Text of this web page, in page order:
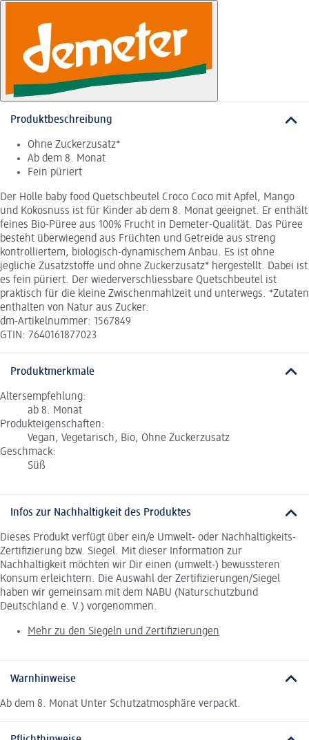
Produktbeschreibung
Ohne Zuckerzusatz*
Ab dem 8. Monat
Fein püriert
Der Holle baby food Quetschbeutel Croco Coco mit Apfel, Mango
und Kokosnuss ist für Kinder ab dem 8. Monat geeignet. Er enthält
feines Bio-Püree aus 100% Frucht in Demeter-Qualität. Das Püree
besteht überwiegend aus Früchten und Getreide aus streng
kontrolliertem, biologisch-dynamischem Anbau. Es ist ohne
jegliche Zusatzstoffe und ohne Zuckerzusatz* hergestellt. Dabei ist
es fein püriert. Der wiederverschliessbare Quetschbeutel ist
praktisch für die kleine Zwischenmahlzeit und unterwegs. *Zutaten
enthalten von Natur aus Zucker.
dm-Artikelnummer: 1567849
GTIN: 7640161877023
Produktmerkmale
Altersempfehlung:
ab 8. Monat
Produkteigenschaften:
Vegan, Vegetarisch, Bio, Ohne Zuckerzusatz
Geschmack:
Süß
Infos zur Nachhaltigkeit des Produktes
Dieses Produkt verfügt über ein/e Umwelt- oder Nachhaltigkeits-
Zertifizierung bzw. Siegel. Mit dieser Information zur
Nachhaltigkeit möchten wir Dir einen (umwelt-) bewussteren
Konsum erleichtern. Die Auswahl der Zertifizierungen/Siegel
haben wir gemeinsam mit dem NABU (Naturschutzbund
Deutschland e. V.) vorgenommen.
Mehr zu den Siegeln und Zertifizierungen
Warnhinweise
Ab dem 8. Monat Unter Schutzatmosphäre verpackt.